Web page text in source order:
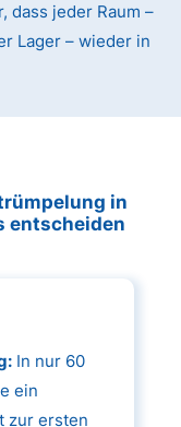
dass jeder Raum –
Lager – wieder in
in
entscheiden
In nur 60
ein
zur ersten